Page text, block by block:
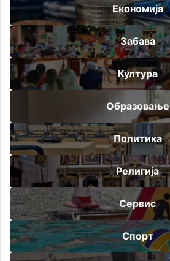
Економија
Забава
Култура
Образовање
Политика
Религија
Сервис
Спорт